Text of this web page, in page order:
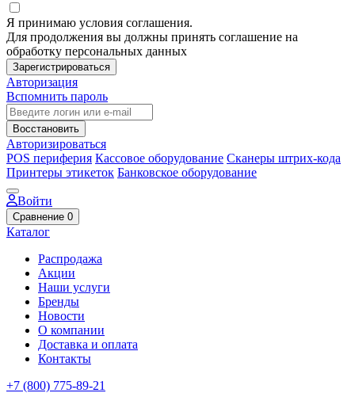
Я принимаю условия соглашения.
Для продолжения вы должны принять соглашение на
обработку персональных данных
Зарегистрироваться
Авторизация
Вспомнить пароль
Восстановить
Авторизироваться
POS периферия Кассовое оборудование Сканеры штрих-кода
Принтеры этикеток Банковское оборудование
Войти
Сравнение 0
Каталог
Распродажа
Акции
Наши услуги
Бренды
Новости
О компании
Доставка и оплата
Контакты
+7 (800) 775-89-21